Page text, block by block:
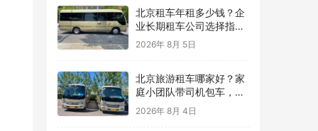
北京租车年租多少钱？企
业长期租车公司选择指
南，北京分众租车公司提
供灵活用车方案
2026年 8月 5日
北京旅游租车哪家好？家
庭小团队带司机包车，让
北京旅行更轻松
2026年 8月 4日